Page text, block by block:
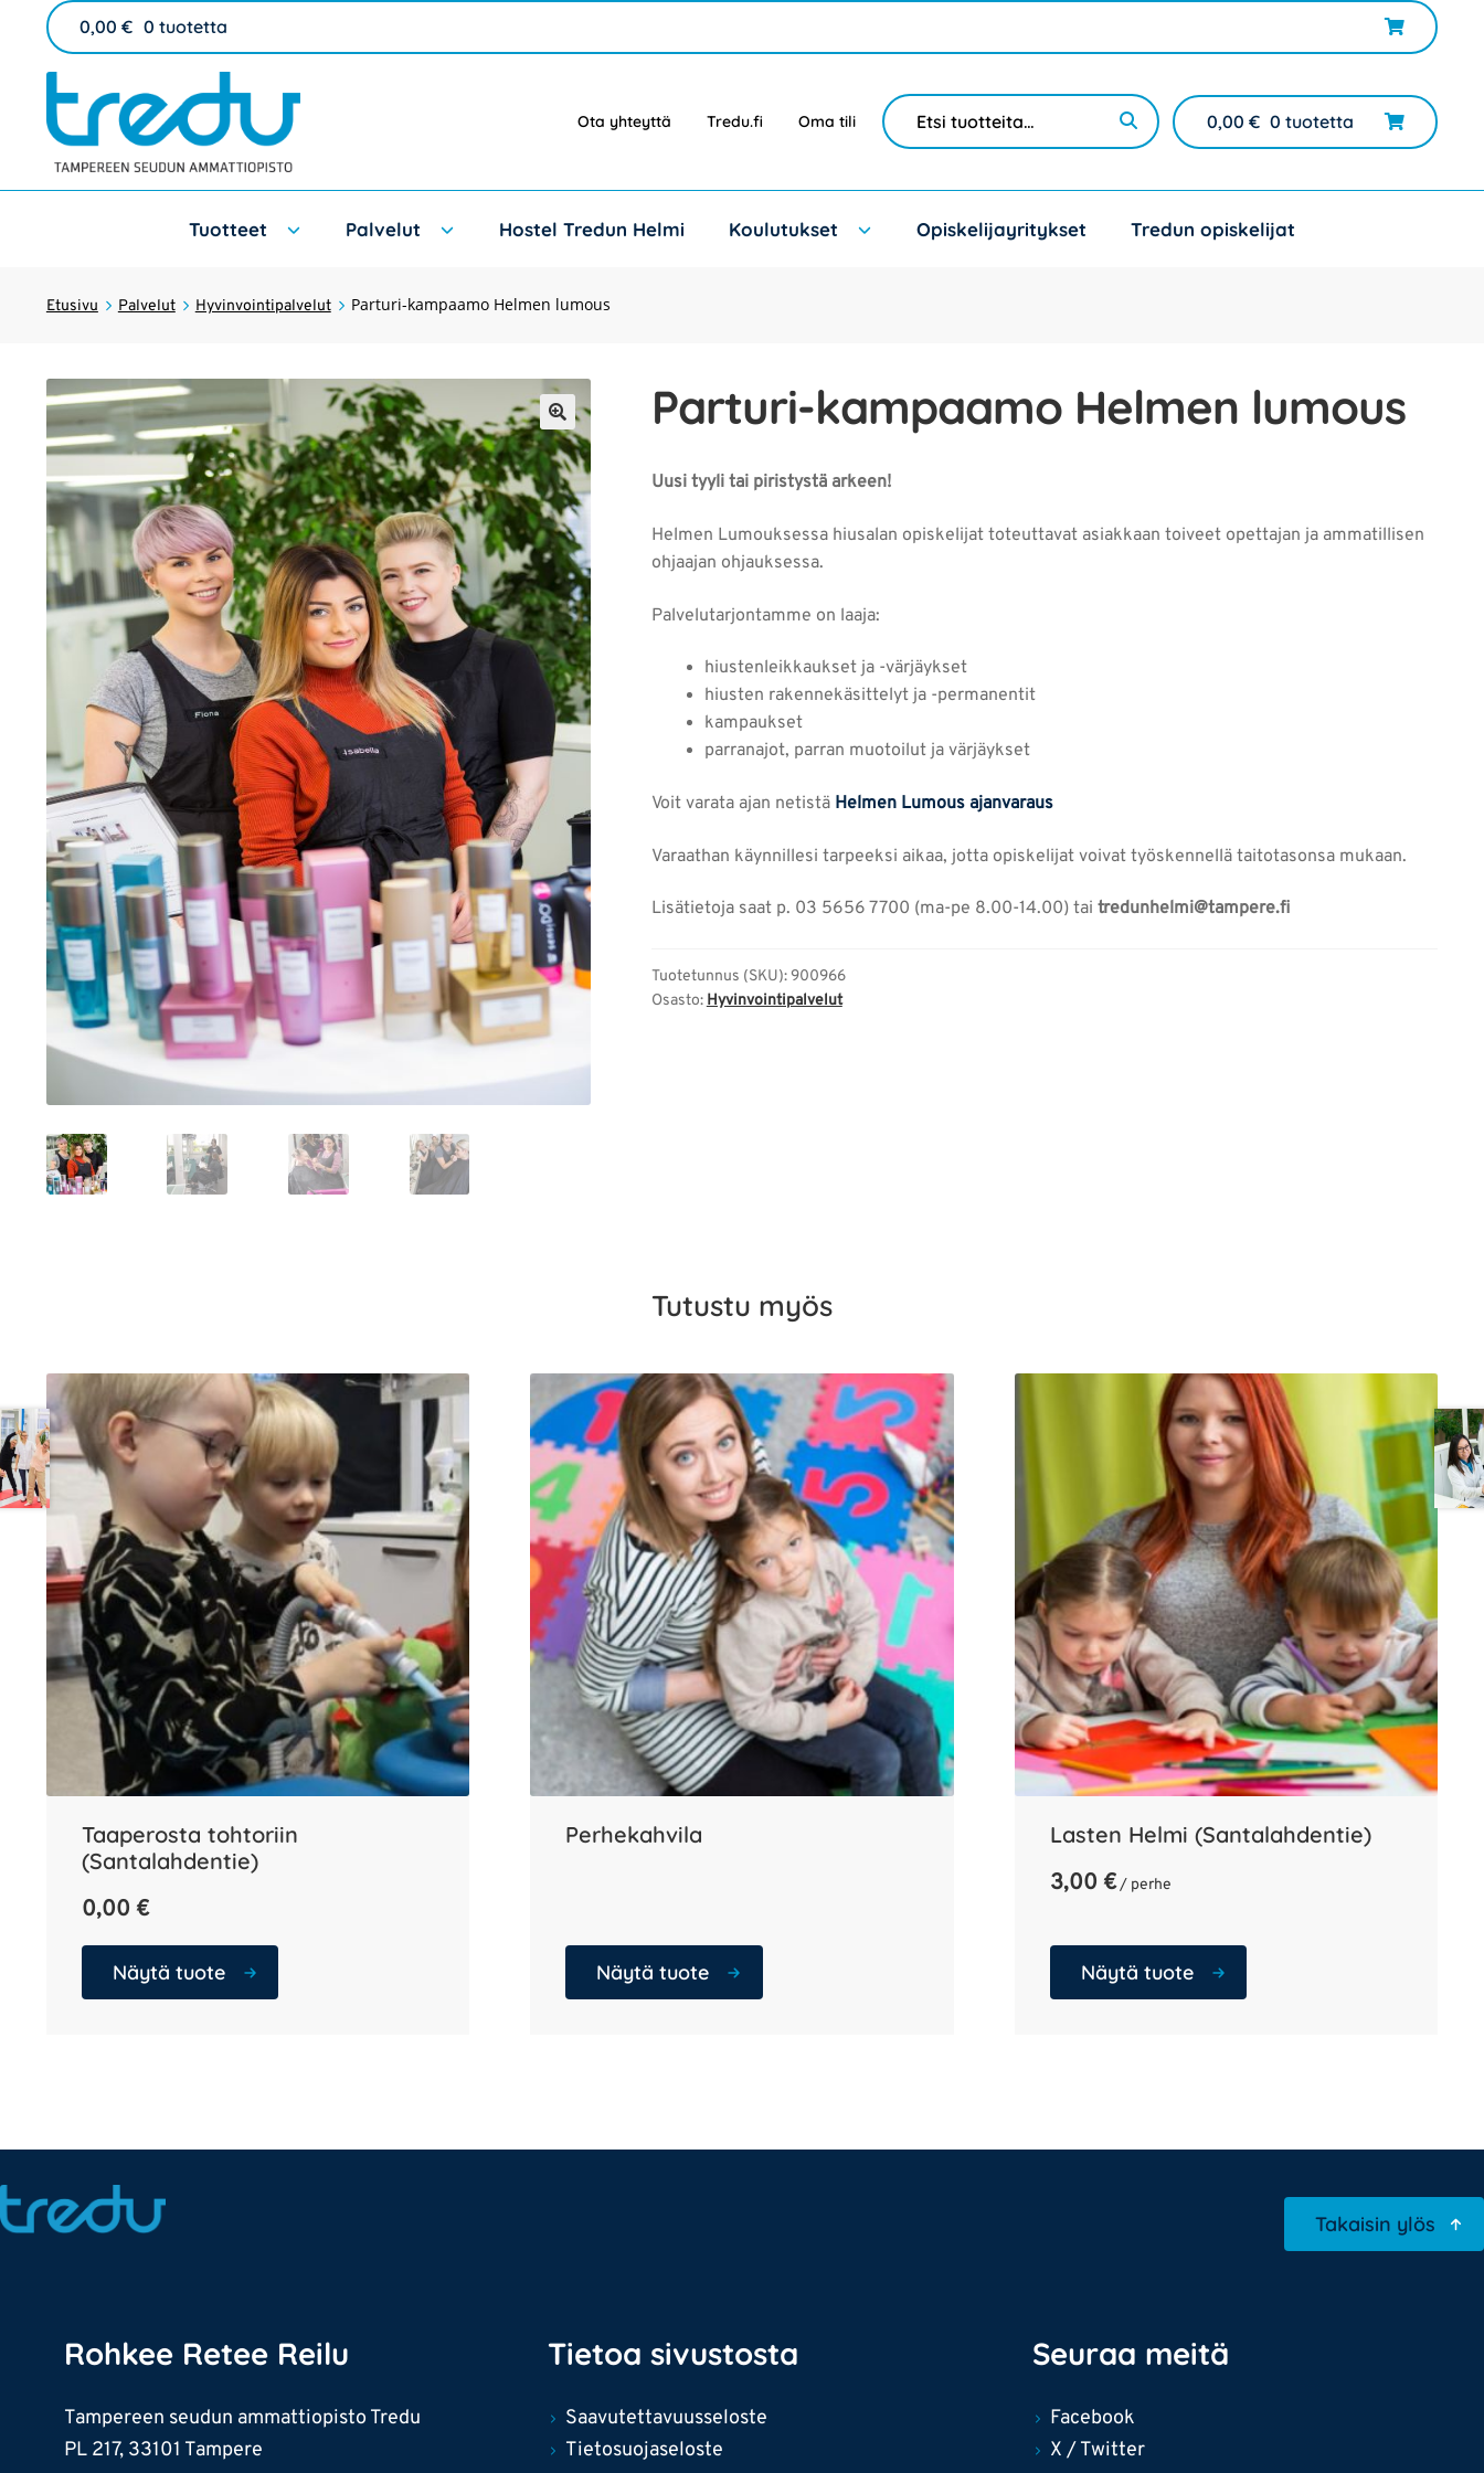
0,00€ 0 tuotetta
Ota yhteyttä Tredu.fi Oma tili
Etsi:
Haku
0,00 € 0 tuotetta
Tuotteet Palvelut Hostel Tredun Helmi Koulutukset Opiskelijayritykset Tredun opiskelijat
Etusivu Palvelut Hyvinvointipalvelut Parturi-kampaamo Helmen lumous
🔍
Parturi-kampaamo Helmen lumous
Uusi tyyli tai piristystä arkeen!
Helmen Lumouksessa hiusalan opiskelijat toteuttavat asiakkaan toiveet opettajan ja ammatillisen
ohjaajan ohjauksessa.
Palvelutarjontamme on laaja:
hiustenleikkaukset ja -värjäykset
hiusten rakennekäsittelyt ja -permanentit
kampaukset
parranajot, parran muotoilut ja värjäykset
Voit varata ajan netistä Helmen Lumous ajanvaraus
Varaathan käynnillesi tarpeeksi aikaa, jotta opiskelijat voivat työskennellä taitotasonsa mukaan.
Lisätietoja saat p. 03 5656 7700 (ma-pe 8.00-14.00) tai tredunhelmi@tampere.fi
Tuotetunnus (SKU):900966
Osasto: Hyvinvointipalvelut
Tutustu myös
Taaperosta tohtoriin
(Santalahdentie)
0,00 €
Näytä tuote
Perhekahvila
Näytä tuote
Lasten Helmi (Santalahdentie)
3,00 € / perhe
Näytä tuote
Takaisin ylös
Rohkee Retee Reilu
Tampereen seudun ammattiopisto Tredu
PL 217, 33101 Tampere
Tietoa sivustosta
Saavutettavuusseloste
Tietosuojaseloste
Seuraa meitä
Facebook
X / Twitter